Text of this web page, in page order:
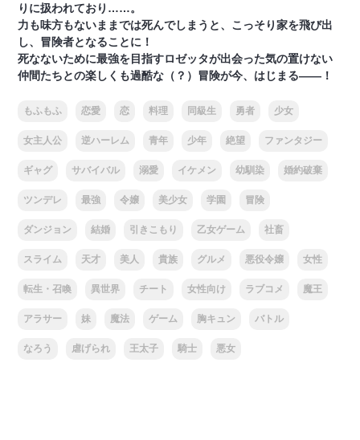
りに扱われており……。
力も味方もないままでは死んでしまうと、こっそり家を飛び出
し、冒険者となることに！
死なないために最強を目指すロゼッタが出会った気の置けない
仲間たちとの楽しくも過酷な（？）冒険が今、はじまる――！
もふもふ 恋愛 恋 料理 同級生 勇者 少女
女主人公 逆ハーレム 青年 少年 絶望 ファンタジー
ギャグ サバイバル 溺愛 イケメン 幼馴染 婚約破棄
ツンデレ 最強 令嬢 美少女 学園 冒険
ダンジョン 結婚 引きこもり 乙女ゲーム 社畜
スライム 天才 美人 貴族 グルメ 悪役令嬢 女性
転生・召喚 異世界 チート 女性向け ラブコメ 魔王
アラサー 妹 魔法 ゲーム 胸キュン バトル
なろう 虐げられ 王太子 騎士 悪女